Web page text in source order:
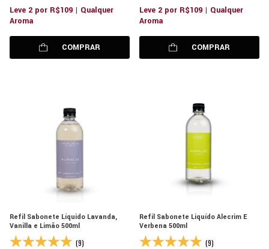
Leve 2 por R$109 | Qualquer
Aroma
COMPRAR
Leve 2 por R$109 | Qualquer
Aroma
COMPRAR
Refil Sabonete Líquido Lavanda,
Vanilla e Limão 500ml
(9)
Refil Sabonete Liquído Alecrim E
Verbena 500ml
(9)